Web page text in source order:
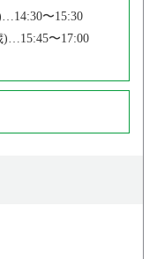
〜15:30
)…15:45〜17:00